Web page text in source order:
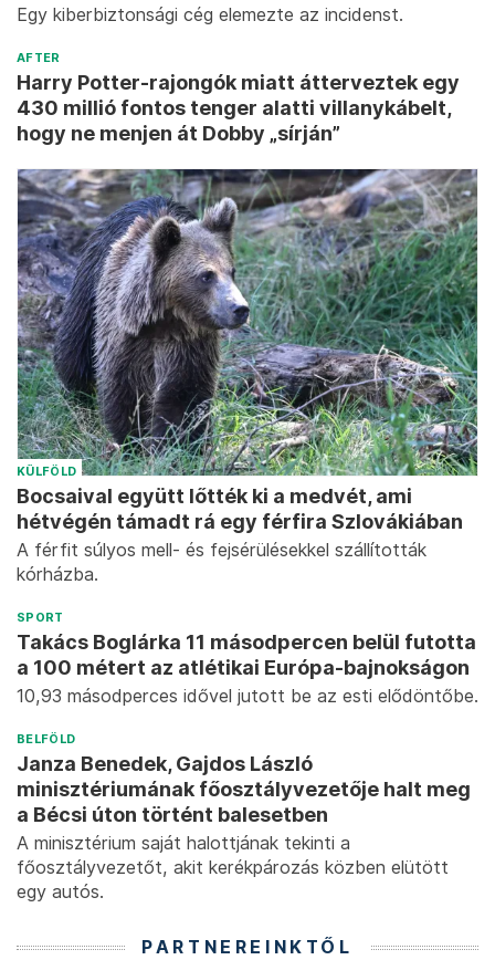
Egy kiberbiztonsági cég elemezte az incidenst.
AFTER
Harry Potter-rajongók miatt átterveztek egy
430 millió fontos tenger alatti villanykábelt,
hogy ne menjen át Dobby „sírján”
KÜLFÖLD
Bocsaival együtt lőtték ki a medvét, ami
hétvégén támadt rá egy férfira Szlovákiában
A férfit súlyos mell- és fejsérülésekkel szállították
kórházba.
SPORT
Takács Boglárka 11 másodpercen belül futotta
a 100 métert az atlétikai Európa-bajnokságon
10,93 másodperces idővel jutott be az esti elődöntőbe.
BELFÖLD
Janza Benedek, Gajdos László
minisztériumának főosztályvezetője halt meg
a Bécsi úton történt balesetben
A minisztérium saját halottjának tekinti a
főosztályvezetőt, akit kerékpározás közben elütött
egy autós.
PARTNEREINKTŐL